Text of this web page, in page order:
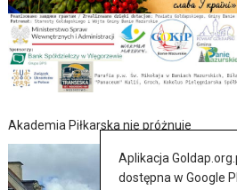
Akademia Piłkarska nie próżnuje
Aplikacja
dostępna w Google